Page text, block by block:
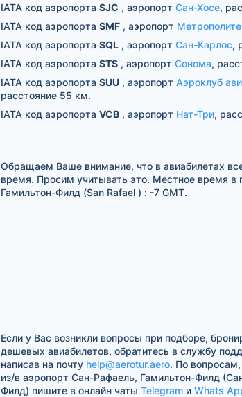
IATA код аэропорта SJC , аэропорт Сан-Хосе,
IATA код аэропорта SMF, аэропорт
IATA код аэропорта SQL, аэропорт Сан-Карлос,
IATA код аэропорта STS, аэропорт Сонома,
IATA код аэропорта SUU, аэропорт Аэроклуб
расстояние 55 км.
IATA код аэропорта VCB, аэропорт Нат-Три,
Обращаем Ваше внимание, что в авиабилетах
время. Просим учитывать это. Местное время в
Гамильтон-Филд (San Rafael ) : -7 GMT.
Если у Вас возникли вопросы при подборе,
дешевых авиабилетов, обратитесь в службу
написав на почту help@aerotur.aero. По
из/в аэропорт Сан-Рафаель, Гамильтон-Филд
Филд) пишите в онлайн чаты Telegramи Whats